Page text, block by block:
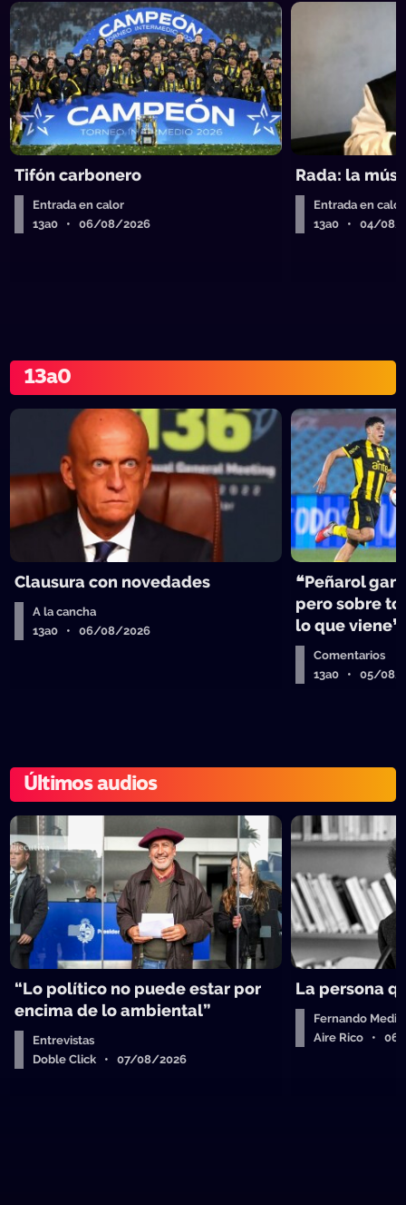
Tifón carbonero
Entrada en calor
13a0 • 06/08/2026
Rada: la
Entrada en calor
13a0 • 04/08/
13a0
Clausura con novedades
A la cancha
13a0 • 06/08/2026
❝Peñarol
pero sobre
lo que viene❞
Comentarios
13a0 • 05/08/
Últimos audios
“Lo político no puede estar por
encima de lo ambiental”
Entrevistas
Doble Click • 07/08/2026
La persona
Fernando
Aire Rico •